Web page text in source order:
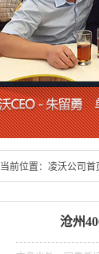
当前位置： 凌沃公司首
沧州